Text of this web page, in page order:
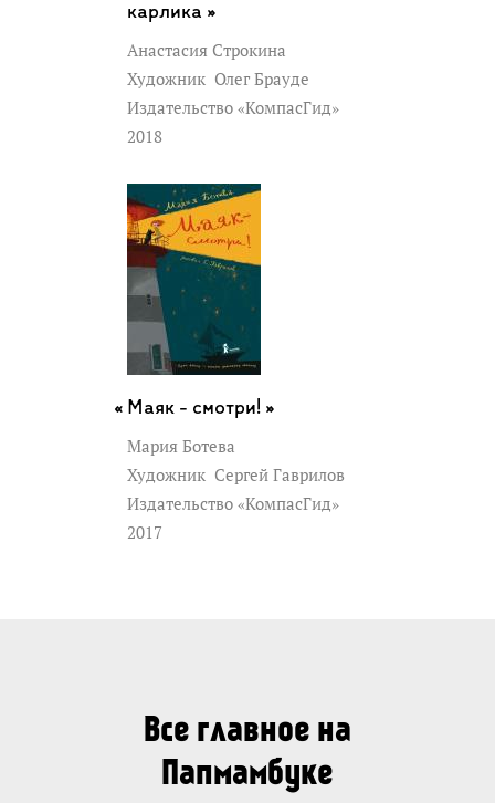
карлика »
Анастасия Строкина
Художник Олег Брауде
Издательство «КомпасГид»
2018
Маяк - смотри! »
Мария Ботева
Художник Сергей Гаврилов
Издательство «КомпасГид»
2017
Все главное на
Папмамбуке